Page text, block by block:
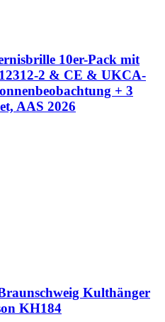
10er-Pack mit
2 & CE & UKCA-
+ 3
AAS 2026
Kulthänger
KH184